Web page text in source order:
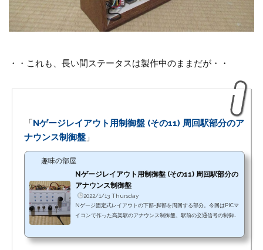
・・これも、長い間ステータスは製作中のままだが・・
「Nゲージレイアウト用制御盤 (その11) 周回駅部分のア
ナウンス制御盤 」
趣味の部屋
Nゲージレイアウト用制御盤 (その11) 周回駅部分の
アナウンス制御盤
2022/1/13 Thursday
Nゲージ固定式レイアウトの下部=脚部を周回する部分。今回はPICマ
イコンで作った高架駅のアナウンス制御盤、駅前の交通信号の制御盤